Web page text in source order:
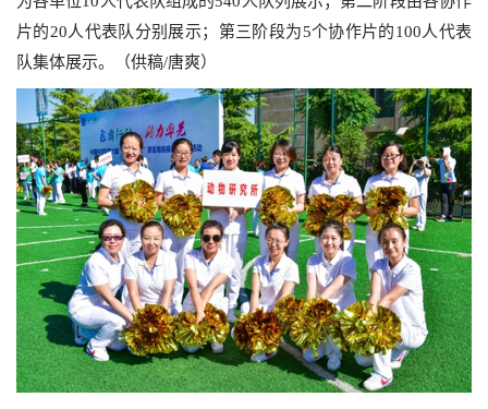
片的20人代表队分别展示；第三阶段为5个协作片的100人代表
队集体展示。
（供稿/唐爽）